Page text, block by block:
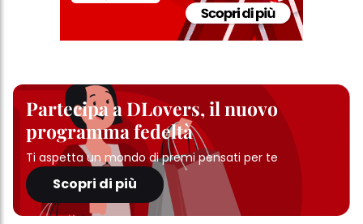
Partecipa a DLovers, il nuovo
programma fedeltà
Ti aspetta un mondo di premi pensati per te
Scopri di più